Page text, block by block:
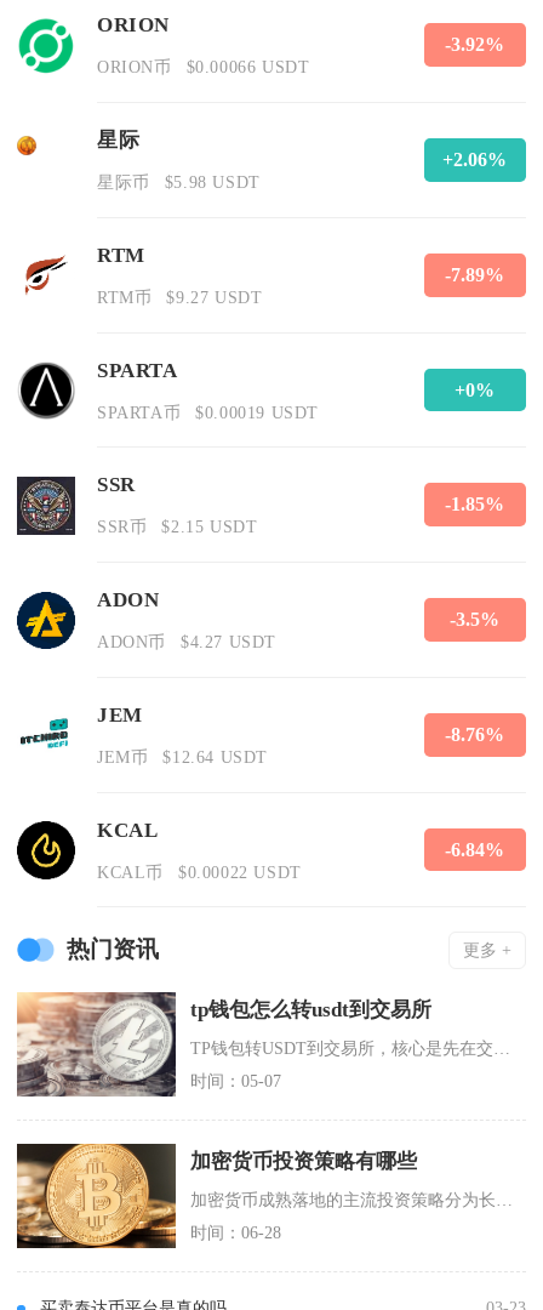
ORION
ORION币 $0.00066 USDT
-3.92%
星际
星际币 $5.98 USDT
+2.06%
RTM
RTM币 $9.27 USDT
-7.89%
SPARTA
SPARTA币 $0.00019 USDT
+0%
SSR
SSR币 $2.15 USDT
-1.85%
ADON
ADON币 $4.27 USDT
-3.5%
JEM
JEM币 $12.64 USDT
-8.76%
KCAL
KCAL币 $0.00022 USDT
-6.84%
热门资讯 更多 +
tp钱包怎么转usdt到交易所
时间：05-07
加密货币投资策略有哪些
时间：06-28